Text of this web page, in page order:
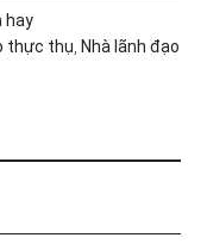
hay
thực thụ, Nhà lãnh đạo